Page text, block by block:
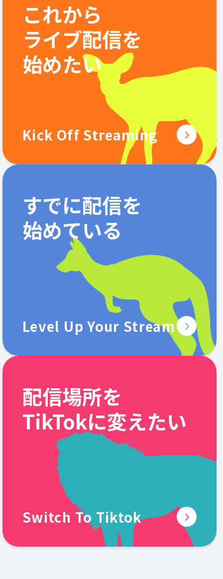
これから
ライブ配信を
始めたい
Kick Off Streaming
すでに配信を
始めている
Level Up Your Stream
配信場所を
TikTokに変えたい
Switch To Tiktok